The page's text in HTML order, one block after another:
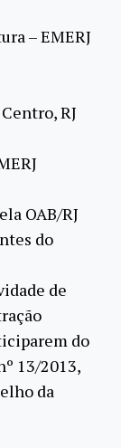
– EMERJ
RJ
OAB/RJ
do
de
do
13/2013,
da